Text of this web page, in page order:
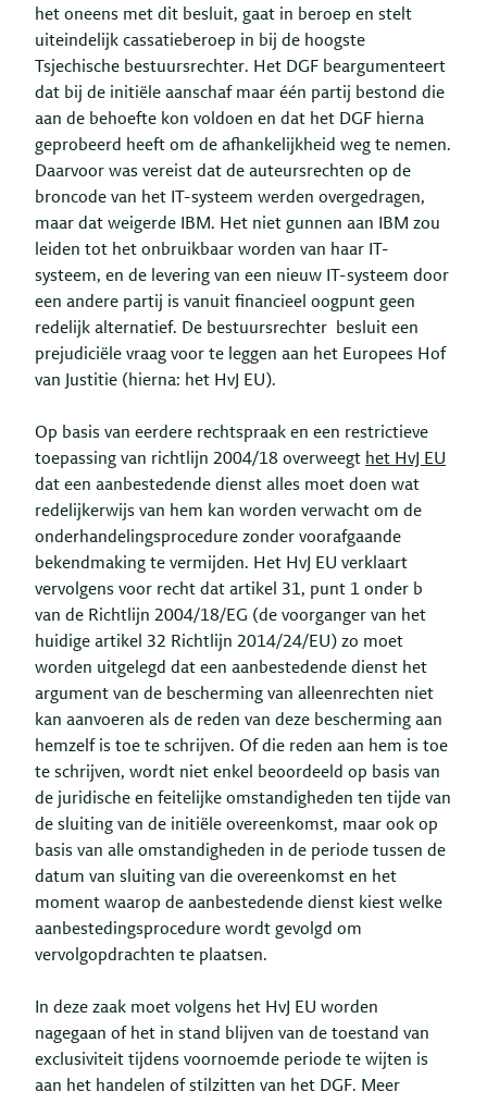
het oneens met dit besluit, gaat in beroep en stelt
uiteindelijk cassatieberoep in bij de hoogste
Tsjechische bestuursrechter. Het DGF beargumenteert
dat bij de initiële aanschaf maar één partij bestond die
aan de behoefte kon voldoen en dat het DGF hierna
geprobeerd heeft om de afhankelijkheid weg te nemen.
Daarvoor was vereist dat de auteursrechten op de
broncode van het IT-systeem werden overgedragen,
maar dat weigerde IBM. Het niet gunnen aan IBM zou
leiden tot het onbruikbaar worden van haar IT-
systeem, en de levering van een nieuw IT-systeem door
een andere partij is vanuit financieel oogpunt geen
redelijk alternatief. De bestuursrechter besluit een
prejudiciële vraag voor te leggen aan het Europees Hof
van Justitie (hierna: het HvJ EU).
Op basis van eerdere rechtspraak en een restrictieve
toepassing van richtlijn 2004/18 overweegt het HvJ EU
dat een aanbestedende dienst alles moet doen wat
redelijkerwijs van hem kan worden verwacht om de
onderhandelingsprocedure zonder voorafgaande
bekendmaking te vermijden. Het HvJ EU verklaart
vervolgens voor recht dat artikel 31, punt 1 onder b
van de Richtlijn 2004/18/EG (de voorganger van het
huidige artikel 32 Richtlijn 2014/24/EU) zo moet
worden uitgelegd dat een aanbestedende dienst het
argument van de bescherming van alleenrechten niet
kan aanvoeren als de reden van deze bescherming aan
hemzelf is toe te schrijven. Of die reden aan hem is toe
te schrijven, wordt niet enkel beoordeeld op basis van
de juridische en feitelijke omstandigheden ten tijde van
de sluiting van de initiële overeenkomst, maar ook op
basis van alle omstandigheden in de periode tussen de
datum van sluiting van die overeenkomst en het
moment waarop de aanbestedende dienst kiest welke
aanbestedingsprocedure wordt gevolgd om
vervolgopdrachten te plaatsen.
In deze zaak moet volgens het HvJ EU worden
nagegaan of het in stand blijven van de toestand van
exclusiviteit tijdens voornoemde periode te wijten is
aan het handelen of stilzitten van het DGF. Meer